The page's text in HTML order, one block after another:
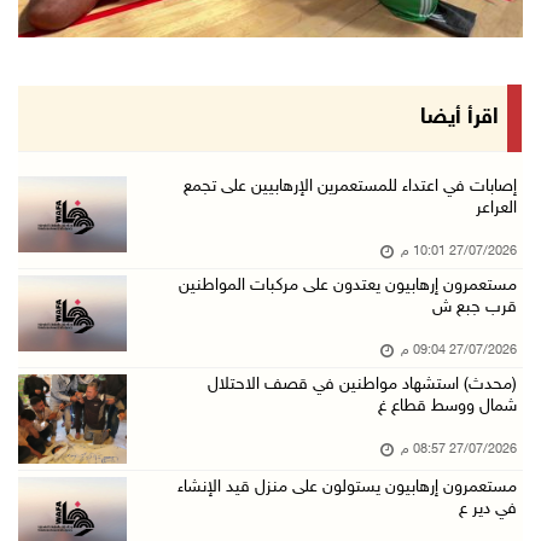
اقرأ أيضا
إصابات في اعتداء للمستعمرين الإرهابيين على تجمع
العراعر
27/07/2026 10:01 م
مستعمرون إرهابيون يعتدون على مركبات المواطنين
قرب جبع ش
27/07/2026 09:04 م
(محدث) استشهاد مواطنين في قصف الاحتلال
شمال ووسط قطاع غ
27/07/2026 08:57 م
مستعمرون إرهابيون يستولون على منزل قيد الإنشاء
في دير ع